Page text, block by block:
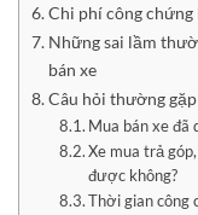
Chi phí công chứng
Những sai lầm
bán xe
Câu hỏi thường
Mua bán xe đã
Xe mua trả
được không?
Thời gian công